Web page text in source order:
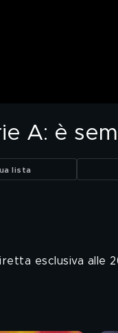
A: è
lista
esclusiva alle